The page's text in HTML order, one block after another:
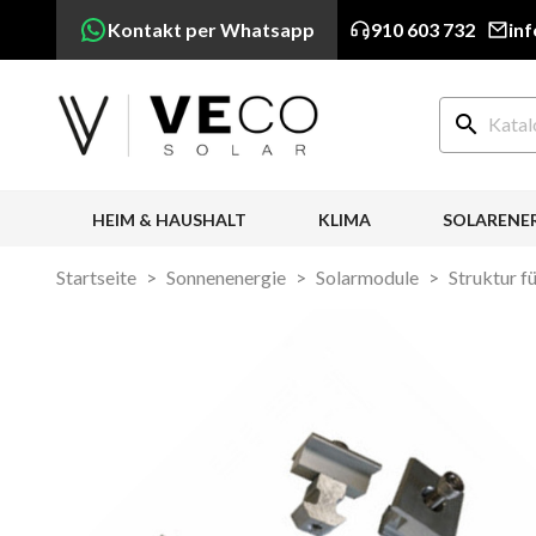
Kontakt per Whatsapp 910 603 732
search
HEIM & HAUSHALT KLIMA
Startseite Sonnenenergie Solarmodule Struktur